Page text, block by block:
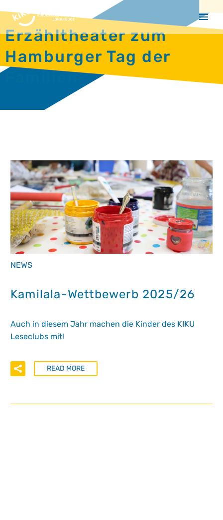
Erzähltheater zum
Hamburger Tag der
Familien
NEWS
Kamilala-Wettbewerb 2025/26
Auch in diesem Jahr machen die Kinder des KIKU
Leseclubs mit!
READ MORE